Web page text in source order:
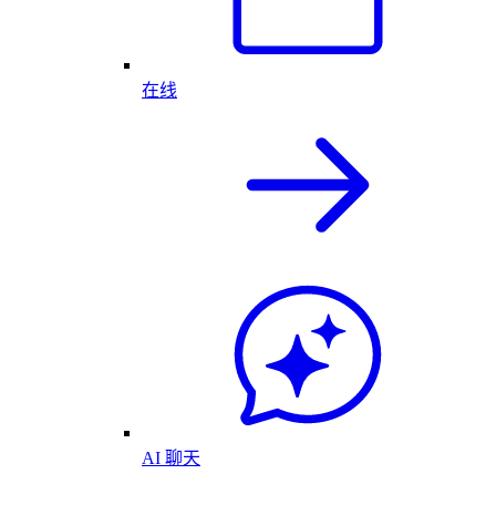
在线
AI 聊天